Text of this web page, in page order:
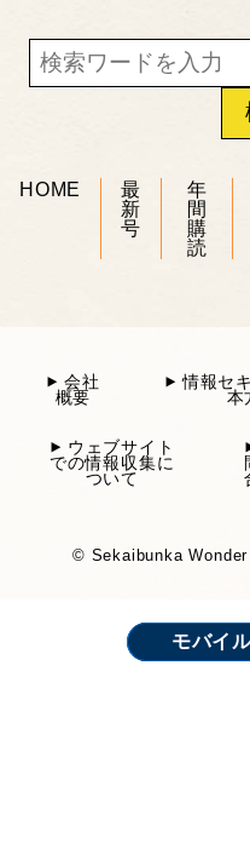
HOME
最
新
号
年
間
購
読
会社
概要
情報セ
本
ウェブサイト
での情報収集に
ついて
© Sekaibunka
モバイ